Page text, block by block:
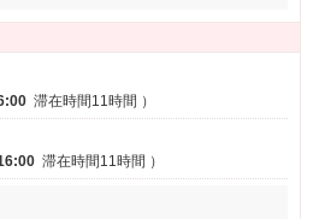
滞在時間11時間 ）
滞在時間11時間 ）